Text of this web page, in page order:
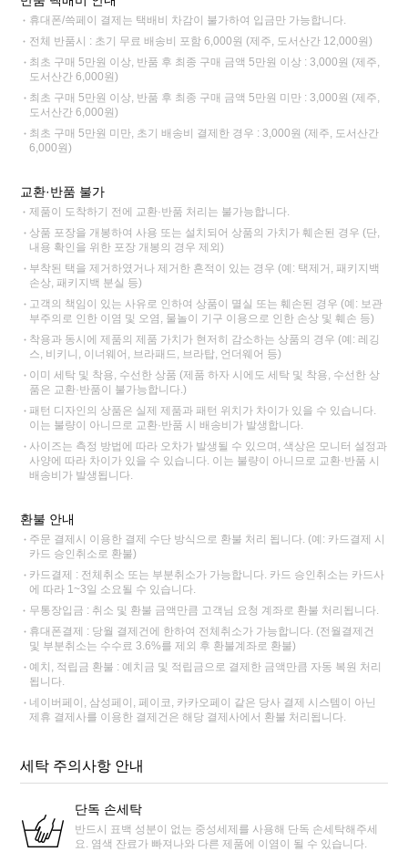
휴대폰/쓱페이 결제는 택배비 차감이 불가하여 입금만 가능합니다.
전체 반품시 : 초기 무료 배송비 포함 6,000원 (제주, 도서산간 12,000원)
최초 구매 5만원 이상, 반품 후 최종 구매 금액 5만원 이상 : 3,000원 (제주,
도서산간 6,000원)
최초 구매 5만원 이상, 반품 후 최종 구매 금액 5만원 미만 : 3,000원 (제주,
도서산간 6,000원)
최초 구매 5만원 미만, 초기 배송비 결제한 경우 : 3,000원 (제주, 도서산간
6,000원)
교환·반품 불가
제품이 도착하기 전에 교환·반품 처리는 불가능합니다.
상품 포장을 개봉하여 사용 또는 설치되어 상품의 가치가 훼손된 경우 (단,
내용 확인을 위한 포장 개봉의 경우 제외)
부착된 택을 제거하였거나 제거한 흔적이 있는 경우 (예: 택제거, 패키지백
손상, 패키지백 분실 등)
고객의 책임이 있는 사유로 인하여 상품이 멸실 또는 훼손된 경우 (예: 보관
부주의로 인한 이염 및 오염, 물놀이 기구 이용으로 인한 손상 및 훼손 등)
착용과 동시에 제품의 제품 가치가 현저히 감소하는 상품의 경우 (예: 레깅
스, 비키니, 이너웨어, 브라패드, 브라탑, 언더웨어 등)
이미 세탁 및 착용, 수선한 상품 (제품 하자 시에도 세탁 및 착용, 수선한 상
품은 교환·반품이 불가능합니다.)
패턴 디자인의 상품은 실제 제품과 패턴 위치가 차이가 있을 수 있습니다.
이는 불량이 아니므로 교환·반품 시 배송비가 발생합니다.
사이즈는 측정 방법에 따라 오차가 발생될 수 있으며, 색상은 모니터 설정과
사양에 따라 차이가 있을 수 있습니다. 이는 불량이 아니므로 교환·반품 시
배송비가 발생됩니다.
환불 안내
주문 결제시 이용한 결제 수단 방식으로 환불 처리 됩니다. (예: 카드결제 시
카드 승인취소로 환불)
카드결제 : 전체취소 또는 부분취소가 가능합니다. 카드 승인취소는 카드사
에 따라 1~3일 소요될 수 있습니다.
무통장입금 : 취소 및 환불 금액만큼 고객님 요청 계좌로 환불 처리됩니다.
휴대폰결제 : 당월 결제건에 한하여 전체취소가 가능합니다. (전월결제건
및 부분취소는 수수료 3.6%를 제외 후 환불계좌로 환불)
예치, 적립금 환불 : 예치금 및 적립금으로 결제한 금액만큼 자동 복원 처리
됩니다.
네이버페이, 삼성페이, 페이코, 카카오페이 같은 당사 결제 시스템이 아닌
제휴 결제사를 이용한 결제건은 해당 결제사에서 환불 처리됩니다.
세탁 주의사항 안내
단독 손세탁
반드시 표백 성분이 없는 중성세제를 사용해 단독 손세탁해주세
요. 염색 잔료가 빠져나와 다른 제품에 이염이 될 수 있습니다.